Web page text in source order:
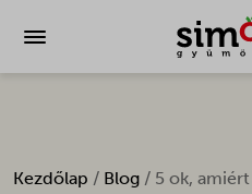
Kezdőlap / Blog / 5 ok,